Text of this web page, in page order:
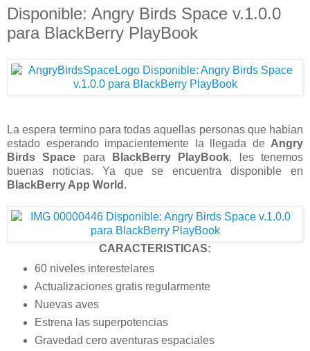
Disponible: Angry Birds Space v.1.0.0
para BlackBerry PlayBook
La espera termino para todas aquellas personas que habian
estado esperando impacientemente la llegada de Angry
Birds Space para BlackBerry PlayBook, les tenemos
buenas noticias. Ya que se encuentra disponible en
BlackBerry App World .
CARACTERISTICAS:
60 niveles interestelares
Actualizaciones gratis regularmente
Nuevas aves
Estrena las superpotencias
Gravedad cero aventuras espaciales